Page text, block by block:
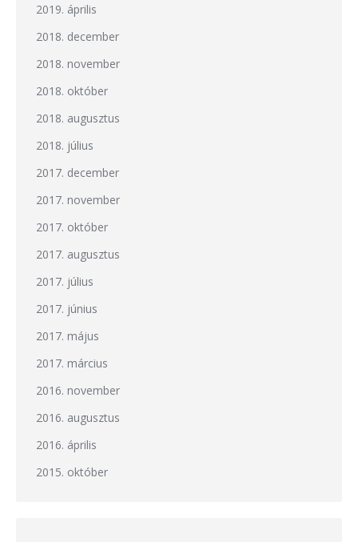
2019. április
2018. december
2018. november
2018. október
2018. augusztus
2018. július
2017. december
2017. november
2017. október
2017. augusztus
2017. július
2017. június
2017. május
2017. március
2016. november
2016. augusztus
2016. április
2015. október